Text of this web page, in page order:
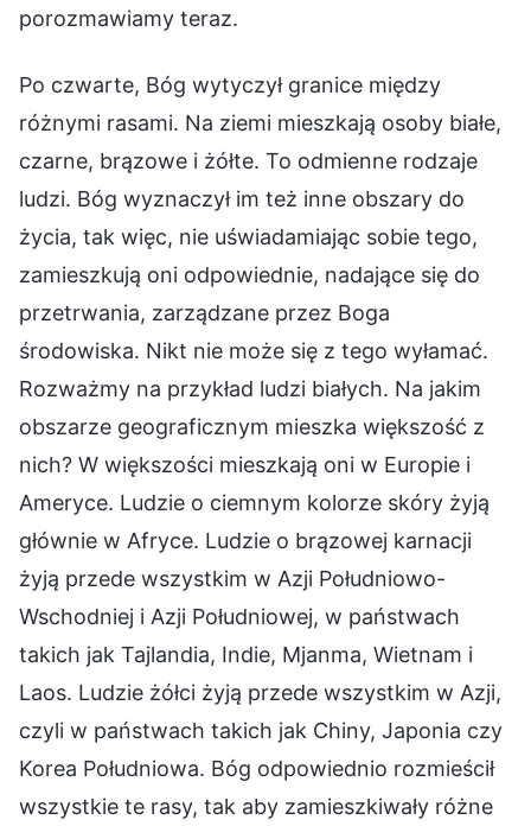
porozmawiamy teraz.
Po czwarte, Bóg wytyczył granice między
różnymi rasami. Na ziemi mieszkają osoby białe,
czarne, brązowe i żółte. To odmienne rodzaje
ludzi. Bóg wyznaczył im też inne obszary do
życia, tak więc, nie uświadamiając sobie tego,
zamieszkują oni odpowiednie, nadające się do
przetrwania, zarządzane przez Boga
środowiska. Nikt nie może się z tego wyłamać.
Rozważmy na przykład ludzi białych. Na jakim
obszarze geograficznym mieszka większość z
nich? W większości mieszkają oni w Europie i
Ameryce. Ludzie o ciemnym kolorze skóry żyją
głównie w Afryce. Ludzie o brązowej karnacji
żyją przede wszystkim w Azji Południowo-
Wschodniej i Azji Południowej, w państwach
takich jak Tajlandia, Indie, Mjanma, Wietnam i
Laos. Ludzie żółci żyją przede wszystkim w Azji,
czyli w państwach takich jak Chiny, Japonia czy
Korea Południowa. Bóg odpowiednio rozmieścił
wszystkie te rasy, tak aby zamieszkiwały różne